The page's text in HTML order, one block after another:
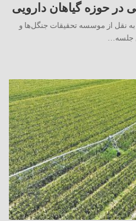
در حوزه گیاهان دارویی
به نقل از موسسه تحقیقات جنگل‌ها و
جلسه…